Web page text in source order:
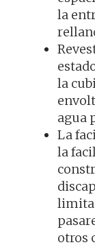
la
la
agua
La
la
otros